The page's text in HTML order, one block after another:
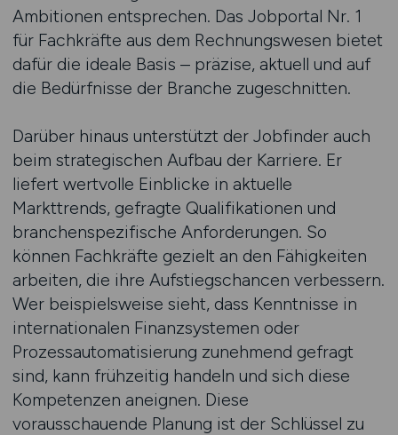
Ambitionen entsprechen. Das Jobportal Nr. 1
für Fachkräfte aus dem Rechnungswesen bietet
dafür die ideale Basis – präzise, aktuell und auf
die Bedürfnisse der Branche zugeschnitten.
Darüber hinaus unterstützt der Jobfinder auch
beim strategischen Aufbau der Karriere. Er
liefert wertvolle Einblicke in aktuelle
Markttrends, gefragte Qualifikationen und
branchenspezifische Anforderungen. So
können Fachkräfte gezielt an den Fähigkeiten
arbeiten, die ihre Aufstiegschancen verbessern.
Wer beispielsweise sieht, dass Kenntnisse in
internationalen Finanzsystemen oder
Prozessautomatisierung zunehmend gefragt
sind, kann frühzeitig handeln und sich diese
Kompetenzen aneignen. Diese
vorausschauende Planung ist der Schlüssel zu